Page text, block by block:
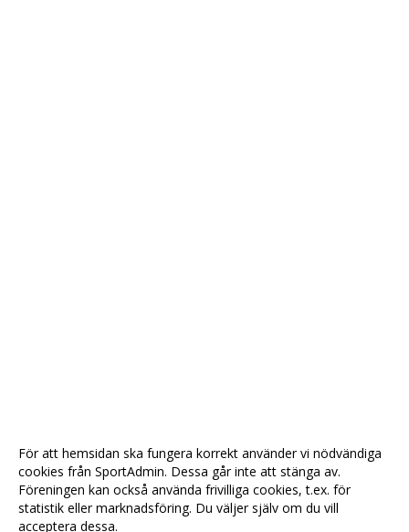
För att hemsidan ska fungera korrekt använder vi nödvändiga
cookies från SportAdmin. Dessa går inte att stänga av.
Föreningen kan också använda frivilliga cookies, t.ex. för
statistik eller marknadsföring. Du väljer själv om du vill
acceptera dessa.